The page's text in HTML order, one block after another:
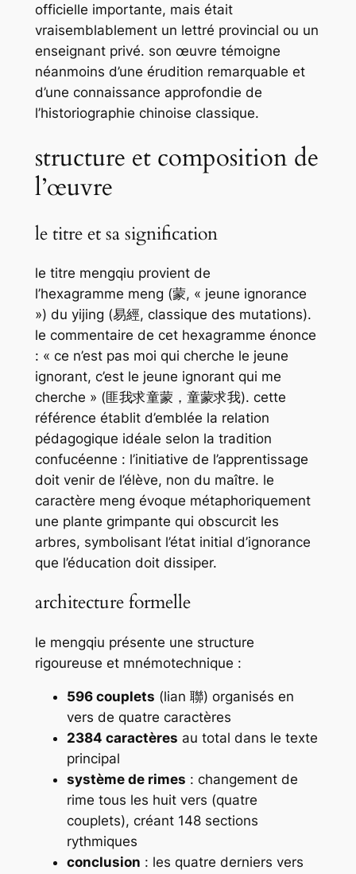
officielle importante, mais était
vraisemblablement un lettré provincial ou un
enseignant privé. son œuvre témoigne
néanmoins d’une érudition remarquable et
d’une connaissance approfondie de
l’historiographie chinoise classique.
structure et composition de
l’œuvre
le titre et sa signification
le titre mengqiu provient de
l’hexagramme meng (蒙, « jeune ignorance
») du yijing (易經, classique des mutations).
le commentaire de cet hexagramme énonce
: « ce n’est pas moi qui cherche le jeune
ignorant, c’est le jeune ignorant qui me
cherche » (匪我求童蒙，童蒙求我). cette
référence établit d’emblée la relation
pédagogique idéale selon la tradition
confucéenne : l’initiative de l’apprentissage
doit venir de l’élève, non du maître. le
caractère meng évoque métaphoriquement
une plante grimpante qui obscurcit les
arbres, symbolisant l’état initial d’ignorance
que l’éducation doit dissiper.
architecture formelle
le mengqiu présente une structure
rigoureuse et mnémotechnique :
596 couplets (lian 聯) organisés en
vers de quatre caractères
2384 caractères au total dans le texte
principal
système de rimes : changement de
rime tous les huit vers (quatre
couplets), créant 148 sections
rythmiques
conclusion : les quatre derniers vers